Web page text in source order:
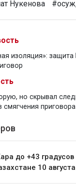
Нукенова
изоляция»:
но скрывал
смягчения